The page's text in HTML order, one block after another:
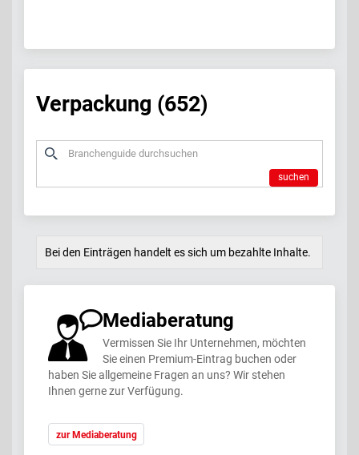
Verpackung (652)
suchen
Bei den Einträgen handelt es sich um bezahlte Inhalte.
Mediaberatung
Vermissen Sie Ihr Unternehmen, möchten
Sie einen Premium-Eintrag buchen oder
haben Sie allgemeine Fragen an uns? Wir stehen
Ihnen gerne zur Verfügung.
zur Mediaberatung